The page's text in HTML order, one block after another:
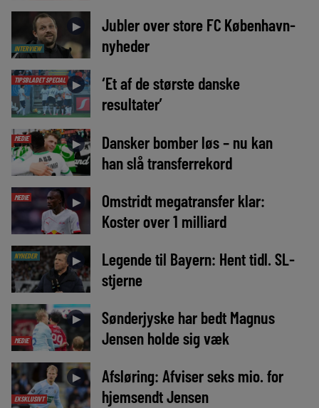
INTERVIEW
►
Jubler over store FC København-
nyheder
TIPSBLADET SPECIAL ►
‘Et af de største danske
resultater’
MEDIE ►
Dansker bomber løs – nu kan
han slå transferrekord
MEDIE ►
Omstridt megatransfer klar:
Koster over 1 milliard
NYHEDER ►
Legende til Bayern: Hent tidl. SL-
stjerne
MEDIE
►
Sønderjyske har bedt Magnus
Jensen holde sig væk
EKSKLUSIVT
►
Afsløring: Afviser seks mio. for
hjemsendt Jensen